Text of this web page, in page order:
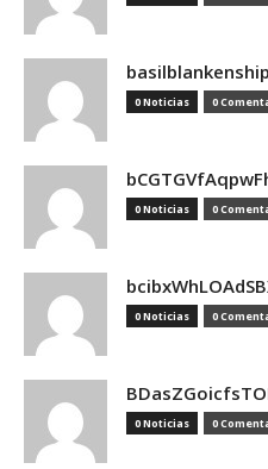
basilblankenship
0 Noticias 0
0 Noticias 0
0 Noticias 0
0 Noticias 0